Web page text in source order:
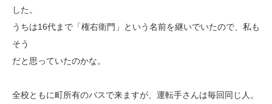
した。
うちは16代まで「権右衛門」という名前を継いでいたので、私も
そう
だと思っていたのかな。
全校ともに町所有のバスで来ますが、運転手さんは毎回同じ人。